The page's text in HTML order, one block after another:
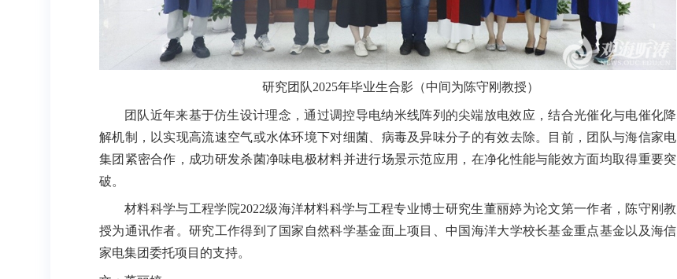
研究团队2025年毕业生合影（中间为陈守刚教授）
团队近年来基于仿生设计理念，通过调控导电纳米线阵列的尖端放电效应，结合光催化与电催化降
解机制，以实现高流速空气或水体环境下对细菌、病毒及异味分子的有效去除。目前，团队与海信家电
集团紧密合作，成功研发杀菌净味电极材料并进行场景示范应用，在净化性能与能效方面均取得重要突
破。
材料科学与工程学院2022级海洋材料科学与工程专业博士研究生董丽婷为论文第一作者，陈守刚教
授为通讯作者。研究工作得到了国家自然科学基金面上项目、中国海洋大学校长基金重点基金以及海信
家电集团委托项目的支持。